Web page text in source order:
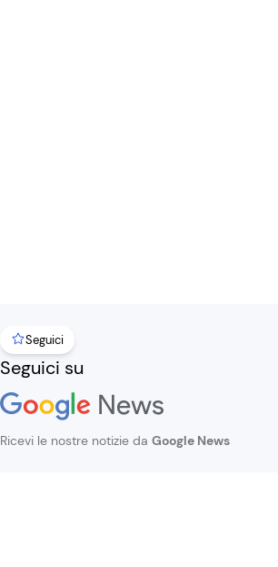
Seguici
Seguici su
Ricevi le nostre notizie da Google News